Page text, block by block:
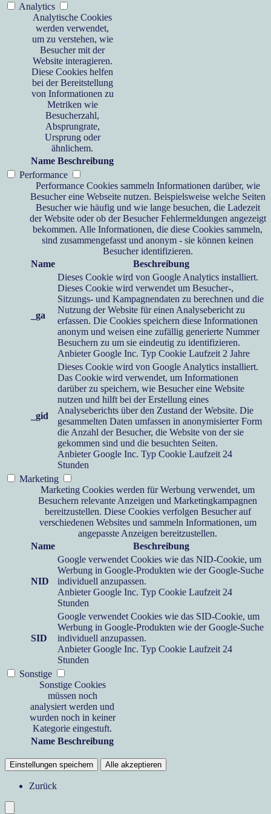
Analytics
Analytische Cookies
werden verwendet,
um zu verstehen, wie
Besucher mit der
Website interagieren.
Diese Cookies helfen
bei der Bereitstellung
von Informationen zu
Metriken wie
Besucherzahl,
Absprungrate,
Ursprung oder
ähnlichem.
Name Beschreibung
Performance
Performance Cookies sammeln Informationen darüber, wie
Besucher eine Webseite nutzen. Beispielsweise welche Seiten
Besucher wie häufig und wie lange besuchen, die Ladezeit
der Website oder ob der Besucher Fehlermeldungen angezeigt
bekommen. Alle Informationen, die diese Cookies sammeln,
sind zusammengefasst und anonym - sie können keinen
Besucher identifizieren.
Name
Beschreibung
_ga
Dieses Cookie wird von Google Analytics installiert.
Dieses Cookie wird verwendet um Besucher-,
Sitzungs- und Kampagnendaten zu berechnen und die
Nutzung der Website für einen Analysebericht zu
erfassen. Die Cookies speichern diese Informationen
anonym und weisen eine zufällig generierte Nummer
Besuchern zu um sie eindeutig zu identifizieren.
Anbieter Google Inc. Typ Cookie Laufzeit 2 Jahre
_gid
Dieses Cookie wird von Google Analytics installiert.
Das Cookie wird verwendet, um Informationen
darüber zu speichern, wie Besucher eine Website
nutzen und hilft bei der Erstellung eines
Analyseberichts über den Zustand der Website. Die
gesammelten Daten umfassen in anonymisierter Form
die Anzahl der Besucher, die Website von der sie
gekommen sind und die besuchten Seiten.
Anbieter Google Inc. Typ Cookie Laufzeit 24
Stunden
Marketing
Marketing Cookies werden für Werbung verwendet, um
Besuchern relevante Anzeigen und Marketingkampagnen
bereitzustellen. Diese Cookies verfolgen Besucher auf
verschiedenen Websites und sammeln Informationen, um
angepasste Anzeigen bereitzustellen.
Name
Beschreibung
NID
Google verwendet Cookies wie das NID-Cookie, um
Werbung in Google-Produkten wie der Google-Suche
individuell anzupassen.
Anbieter Google Inc. Typ Cookie Laufzeit 24
Stunden
SID
Google verwendet Cookies wie das SID-Cookie, um
Werbung in Google-Produkten wie der Google-Suche
individuell anzupassen.
Anbieter Google Inc. Typ Cookie Laufzeit 24
Stunden
Sonstige
Sonstige Cookies
müssen noch
analysiert werden und
wurden noch in keiner
Kategorie eingestuft.
Name Beschreibung
Einstellungen speichern Alle akzeptieren
Zurück